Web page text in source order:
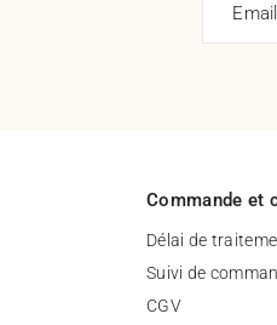
Email
Commande et
Délai de
Suivi de
CGV